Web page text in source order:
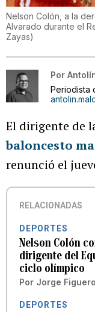
Nelson Colón, a la
Alvarado durante el
Zayas)
Por
Periodista
El dirigente de
baloncesto
renunció el
RELACIONADAS
DEPORTES
Nelson Colón
dirigente del
ciclo olímpico
Por Jorge
DEPORTES